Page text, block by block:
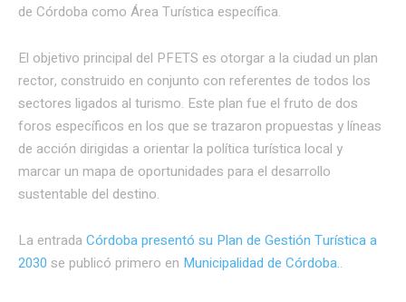
de Córdoba como Área Turística específica.
El objetivo principal del PFETS es otorgar a la ciudad un plan
rector, construido en conjunto con referentes de todos los
sectores ligados al turismo. Este plan fue el fruto de dos
foros específicos en los que se trazaron propuestas y líneas
de acción dirigidas a orientar la política turística local y
marcar un mapa de oportunidades para el desarrollo
sustentable del destino.
La entrada Córdoba presentó su Plan de Gestión Turística a
2030 se publicó primero en Municipalidad de Córdoba..